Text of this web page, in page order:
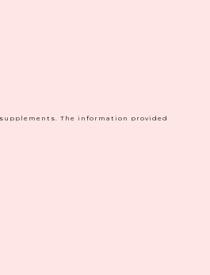
The information provided